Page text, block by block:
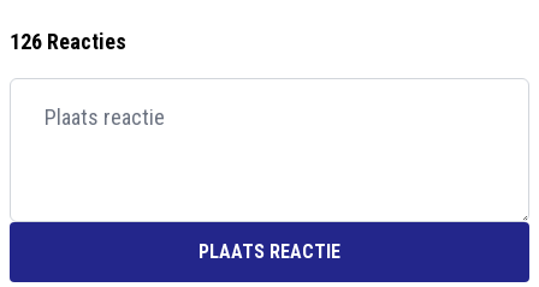
126 Reacties
PLAATS REACTIE